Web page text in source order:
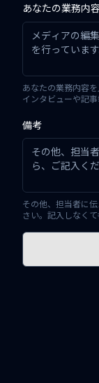
あなたの業務内
あなたの業務内容
インタビューや記事
備考
その他、担当者に
さい。記入しなくて